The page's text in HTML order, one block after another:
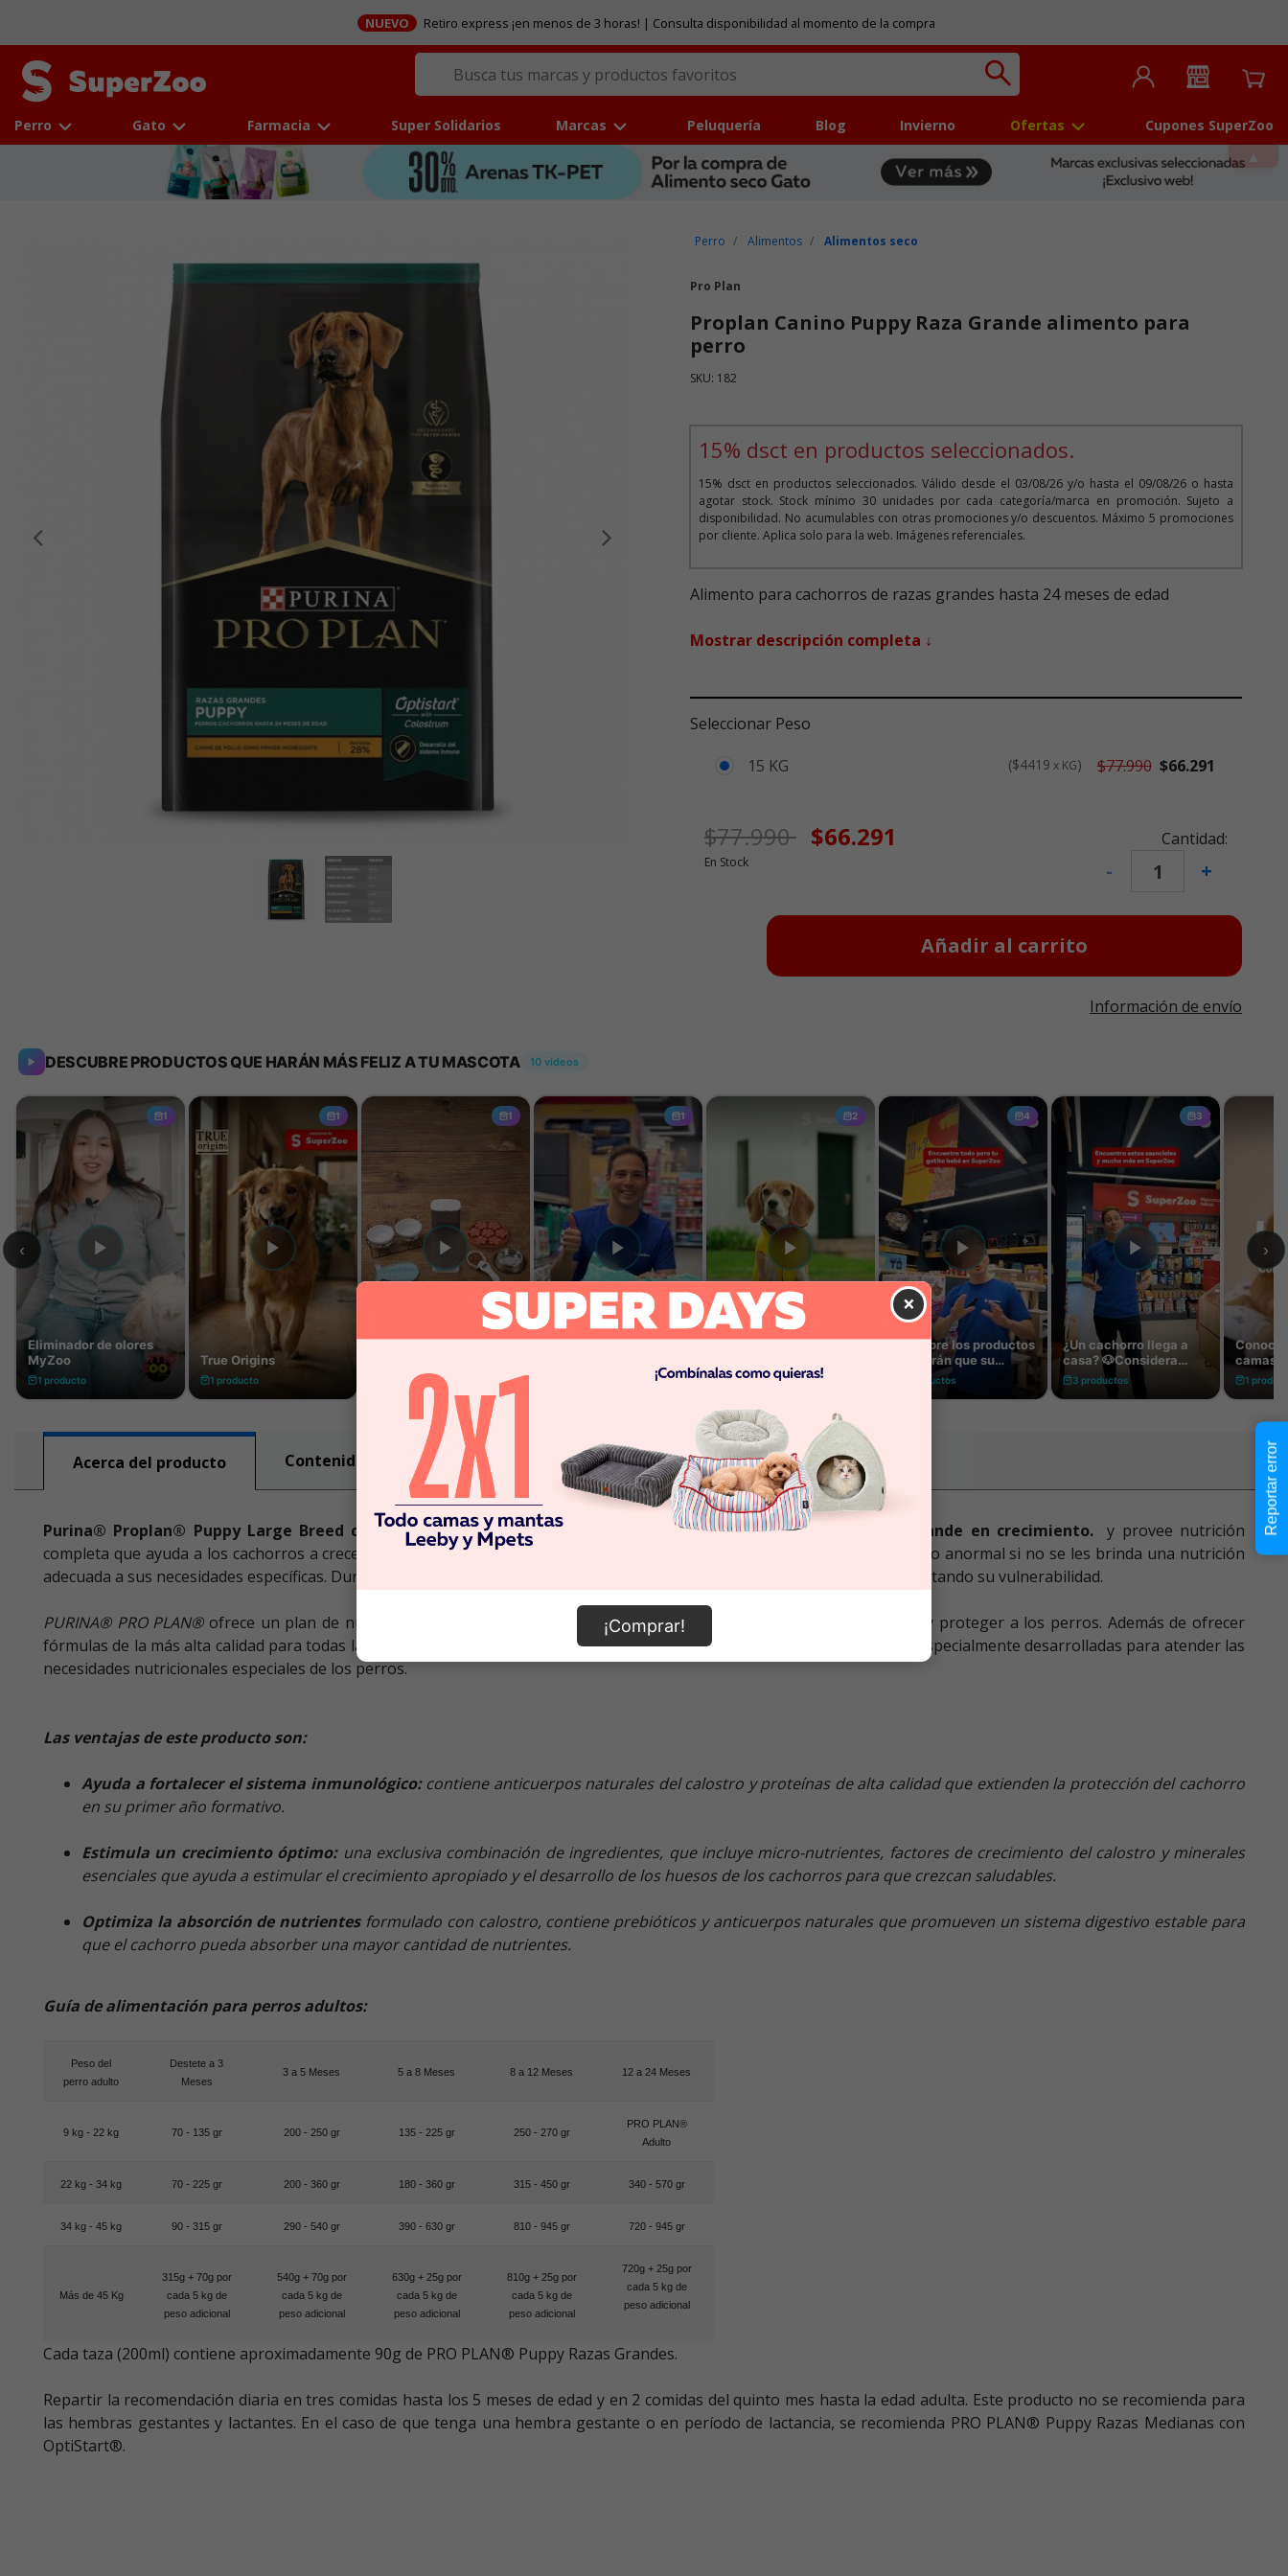
NUEVO Retiro express ¡en menos de 3 horas! | Consulta disponibilidad al momento de la compra
Perro Gato Farmacia Super Solidarios Marcas Peluquería Blog Invierno Ofertas Cupones SuperZoo
Anterior
Perro Alimentos Alimentos seco
Pro Plan
Proplan Canino Puppy Raza Grande alimento para
perro
SKU: 182
15% dsct en productos seleccionados.
15% dsct en productos seleccionados. Válido desde el 03/08/26 y/o hasta el 09/08/26 o hasta
agotar stock. Stock mínimo 30 unidades por cada categoría/marca en promoción. Sujeto a
disponibilidad. No acumulables con otras promociones y/o descuentos. Máximo 5 promociones
por cliente. Aplica solo para la web. Imágenes referenciales.
Alimento para cachorros de razas grandes hasta 24 meses de edad
Mostrar descripción completa ↓
Seleccionar Peso
15 KG
$4419 x KG $77.990 $66.291
Cantidad:
- +
Precio de oferta desde
$77.990a $66.291
En Stock
Añadir al carrito
Información de envío
Acerca del producto Contenido nutricional
Purina® Proplan® Puppy Large Breed con Optistart® Ofrece una óptima nutrición para cachorros de raza grande en crecimiento.
y provee nutrición
completa que ayuda a los cachorros a crecer fuertes y sanos. Los cachorros de razas grandes pueden tener un crecimiento anormal si no se les brinda una nutrición
adecuada a sus necesidades específicas. Durante la etapa de desarrollo la inmunidad del cachorro permanecerá baja, aumentando su vulnerabilidad.
PURINA® PRO PLAN® ofrece un plan de nutrición de última generación que está revolucionando la forma de alimentar y proteger a los perros. Además de ofrecer
fórmulas de la más alta calidad para todas las etapas de vida y tamaños de razas, PURINA® PRO PLAN® ofrece fórmulas especialmente desarrolladas para atender las
necesidades nutricionales especiales de los perros.
Las ventajas de este producto son:
Ayuda a fortalecer el sistema inmunológico: contiene anticuerpos naturales del calostro y proteínas de alta calidad que extienden la protección del cachorro
en su primer año formativo.
Estimula un crecimiento óptimo:una exclusiva combinación de ingredientes, que incluye micro-nutrientes, factores de crecimiento del calostro y minerales
esenciales que ayuda a estimular el crecimiento apropiado y el desarrollo de los huesos de los cachorros para que crezcan saludables.
Optimiza la absorción de nutrientesformulado con calostro, contiene prebióticos y anticuerpos naturales que promueven un sistema digestivo estable para
que el cachorro pueda absorber una mayor cantidad de nutrientes.
Guía de alimentación para perros adultos:
Peso del
perro adulto
Destete a 3
Meses
3 a 5 Meses 5 a 8 Meses 8 a 12 Meses 12 a 24 Meses
9 kg - 22 kg 70 - 135 gr 200 - 250 gr 135 - 225 gr 250 - 270 gr
PRO PLAN®
Adulto
22 kg - 34 kg 70 - 225 gr 200 - 360 gr 180 - 360 gr 315 - 450 gr 340 - 570 gr
34 kg - 45 kg 90 - 315 gr 290 - 540 gr 390 - 630 gr 810 - 945 gr 720 - 945 gr
Más de 45 Kg
315g + 70g por
cada 5 kg de
peso adicional
540g + 70g por
cada 5 kg de
peso adicional
630g + 25g por
cada 5 kg de
peso adicional
810g + 25g por
cada 5 kg de
peso adicional
720g + 25g por
cada 5 kg de
peso adicional
Cada taza (200ml) contiene aproximadamente 90g de PRO PLAN® Puppy Razas Grandes.
Repartir la recomendación diaria en tres comidas hasta los 5 meses de edad y en 2 comidas del quinto mes hasta la edad adulta. Este producto no se recomienda para
las hembras gestantes y lactantes. En el caso de que tenga una hembra gestante o en período de lactancia, se recomienda PRO PLAN® Puppy Razas Medianas con
OptiStart®.
×
¡Comprar!
Reportar error